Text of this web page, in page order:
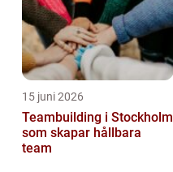
15 juni 2026
Teambuilding i Stockholm
som skapar hållbara
team